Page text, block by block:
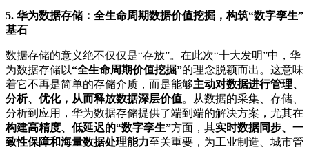
5. 华为数据存储：全生命周期数据价值挖掘，构筑“数字孪生”
基石
数据存储的意义绝不仅仅是“存放”。在此次“十大发明”中，华
为数据存储以“全生命周期价值挖掘”的理念脱颖而出。这意味
着它不再是简单的存储介质，而是能够主动对数据进行管理、
分析、优化，从而释放数据深层价值。从数据的采集、存储、
分析到应用，华为数据存储提供了端到端的解决方案，尤其在
构建高精度、低延迟的“数字孪生”方面，其实时数据同步、一
致性保障和海量数据处理能力至关重要，为工业制造、城市管